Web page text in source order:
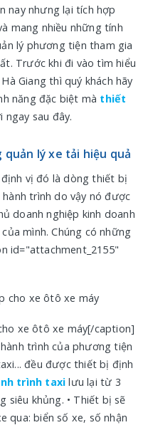
nay nhưng lại tích hợp
mang nhiều những tính
lý phương tiện tham gia
Trước khi đi vào tìm hiểu
Giang thì quý khách hãy
năng đặc biệt mà thiết
ngay sau đây.
quản lý xe tải hiệu quả
vị đó là dòng thiết bị
trình do vậy nó được
doanh nghiệp kinh doanh
mình. Chúng có những
id="attachment_2155"
xe ôtô xe máy[/caption]
trình của phương tiện
đều được thiết bị định
trình taxi lưu lại từ 3
siêu khủng. • Thiết bị sẽ
qua: biển số xe, số nhận